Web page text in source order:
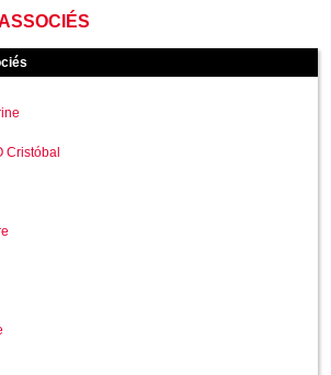
Cristóbal